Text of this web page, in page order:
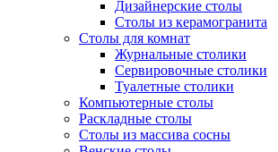
Дизайнерские столы
Столы из керамогранита
Столы для комнат
Журнальные столики
Сервировочные столики
Туалетные столики
Компьютерные столы
Раскладные столы
Столы из массива сосны